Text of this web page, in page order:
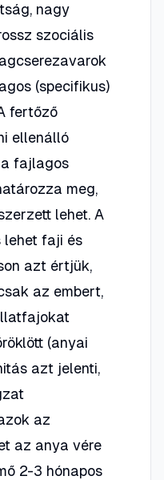
nagy
szociális
(specifikus)
fertőző
ellenálló
a fajlagos
meg,
lehet. A
lehet faji és
azt értjük,
az embert,
(anyai
azt jelenti,
az
az anya vére
2-3 hónapos